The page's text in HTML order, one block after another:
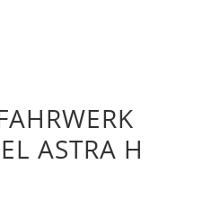
ASTRA H